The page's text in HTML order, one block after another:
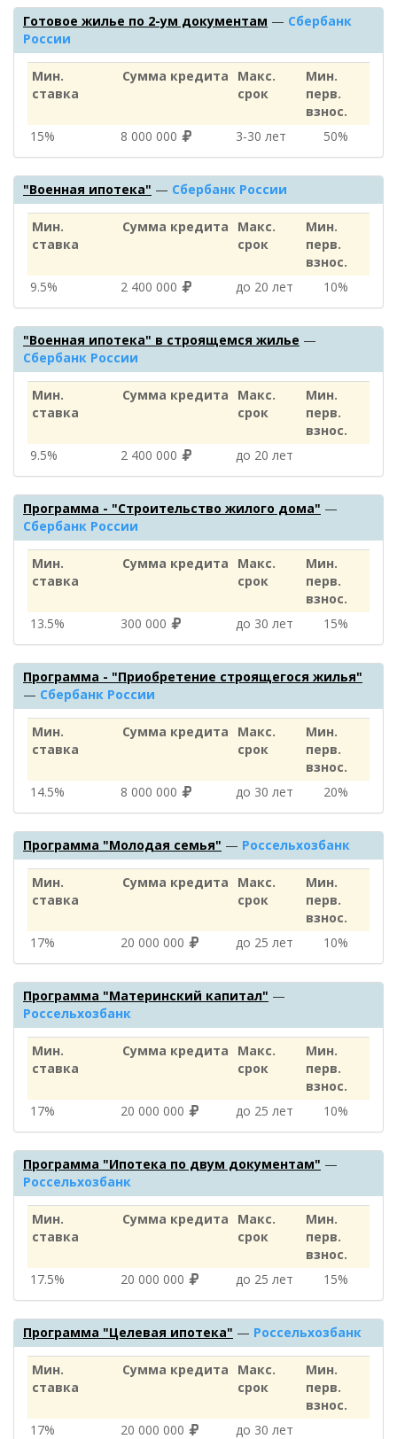
Готовое жилье по 2-ум документам — Сбербанк
России
Мин.
ставка
Сумма кредита
Макс.
срок
Мин.
перв.
взнос.
15%
8 000 000 3‑30 лет 50%
"Военная ипотека" — Сбербанк России
Мин.
ставка
Сумма кредита
Макс.
срок
Мин.
перв.
взнос.
9.5%
2 400 000 до 20 лет 10%
"Военная ипотека" в строящемся жилье —
Сбербанк России
Мин.
ставка
Сумма кредита
Макс.
срок
Мин.
перв.
взнос.
9.5%
2 400 000 до 20 лет
Программа - "Строительство жилого дома" —
Сбербанк России
Мин.
ставка
Сумма кредита
Макс.
срок
Мин.
перв.
взнос.
13.5%
300 000 до 30 лет 15%
Программа - "Приобретение строящегося жилья"
— Сбербанк России
Мин.
ставка
Сумма кредита
Макс.
срок
Мин.
перв.
взнос.
14.5%
8 000 000 до 30 лет 20%
Программа "Молодая семья" — Россельхозбанк
Мин.
ставка
Сумма кредита
Макс.
срок
Мин.
перв.
взнос.
17%
20 000 000 до 25 лет 10%
Программа "Материнский капитал" —
Россельхозбанк
Мин.
ставка
Сумма кредита
Макс.
срок
Мин.
перв.
взнос.
17%
20 000 000 до 25 лет 10%
Программа "Ипотека по двум документам" —
Россельхозбанк
Мин.
ставка
Сумма кредита
Макс.
срок
Мин.
перв.
взнос.
17.5%
20 000 000 до 25 лет 15%
Программа "Целевая ипотека" — Россельхозбанк
Мин.
ставка
Сумма кредита
Макс.
срок
Мин.
перв.
взнос.
17%
20 000 000 до 30 лет